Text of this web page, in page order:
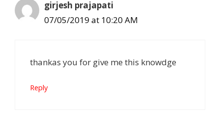
girjesh prajapati
07/05/2019 at 10:20 AM
thankas you for give me this knowdge
Reply